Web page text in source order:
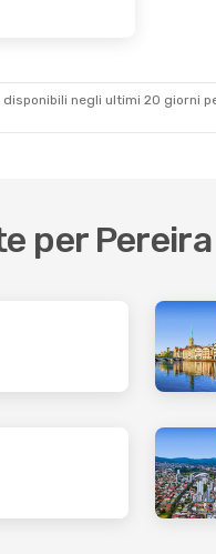
negli ultimi 20 giorni
per Pereira